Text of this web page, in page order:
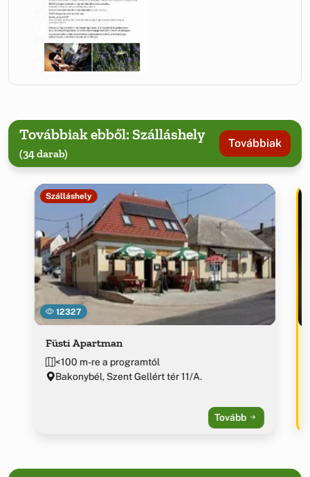
Továbbiak ebből: Szálláshely
(34 darab)
Továbbiak
12327
Szálláshely
Füsti Apartman
<100 m-re a programtól
Bakonybél, Szent Gellért tér 11/A.
Tovább